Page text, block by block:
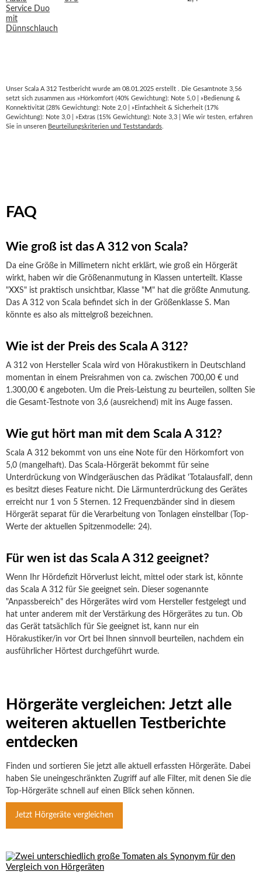
Unser Scala A 312 Testbericht wurde am 08.01.2025 erstellt . Die Gesamtnote 3,56
setzt sich zusammen aus »Hörkomfort (40% Gewichtung): Note 5,0 | »Bedienung &
Konnektivität (28% Gewichtung): Note 2,0 | »Einfachheit & Sicherheit (17%
Gewichtung): Note 3,0 | »Extras (15% Gewichtung): Note 3,3 | Wie wir testen, erfahren
Sie in unseren Beurteilungskriterien und Teststandards
FAQ
Wie groß ist das A 312 von Scala?
Da eine Größe in Millimetern nicht erklärt, wie groß ein Hörgerät
wirkt, haben wir die Größenanmutung in Klassen unterteilt. Klasse
"XXS" ist praktisch unsichtbar, Klasse "M" hat die größte Anmutung.
Das A 312 von Scala befindet sich in der Größenklasse S. Man
könnte es also als mittelgroß bezeichnen.
Wie ist der Preis des Scala A 312?
A 312 von Hersteller Scala wird von Hörakustikern in Deutschland
momentan in einem Preisrahmen von ca. zwischen 700,00 € und
1.300,00 € angeboten. Um die Preis-Leistung zu beurteilen, sollten Sie
die Gesamt-Testnote von 3,6 (ausreichend) mit ins Auge fassen.
Wie gut hört man mit dem Scala A 312?
Scala A 312 bekommt von uns eine Note für den Hörkomfort von
5,0 (mangelhaft). Das Scala-Hörgerät bekommt für seine
Unterdrückung von Windgeräuschen das Prädikat 'Totalausfall', denn
es besitzt dieses Feature nicht. Die Lärmunterdrückung des Gerätes
erreicht nur 1 von 5 Sternen. 12 Frequenzbänder sind in diesem
Hörgerät separat für die Verarbeitung von Tonlagen einstellbar (Top-
Werte der aktuellen Spitzenmodelle: 24).
Für wen ist das Scala A 312 geeignet?
Wenn Ihr Hördefizit Hörverlust leicht, mittel oder stark ist, könnte
das Scala A 312 für Sie geeignet sein. Dieser sogenannte
"Anpassbereich" des Hörgerätes wird vom Hersteller festgelegt und
hat unter anderem mit der Verstärkung des Hörgerätes zu tun. Ob
das Gerät tatsächlich für Sie geeignet ist, kann nur ein
Hörakustiker/in vor Ort bei Ihnen sinnvoll beurteilen, nachdem ein
ausführlicher Hörtest durchgeführt wurde.
Hörgeräte vergleichen: Jetzt alle
weiteren aktuellen Testberichte
entdecken
Finden und sortieren Sie jetzt alle aktuell erfassten Hörgeräte. Dabei
haben Sie uneingeschränkten Zugriff auf alle Filter, mit denen Sie die
Top-Hörgeräte schnell auf einen Blick sehen können.
Jetzt Hörgeräte vergleichen